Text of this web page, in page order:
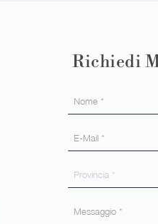
Richiedi